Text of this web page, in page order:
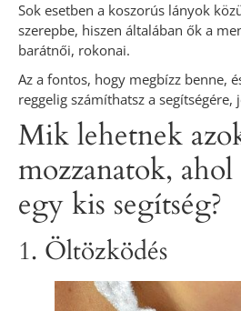
Sok esetben a koszorús lányok
szerepbe, hiszen általában ők a
barátnői, rokonai.
Az a fontos, hogy megbízz benne,
reggelig számíthatsz a segítségére,
Mik lehetnek
mozzanatok,
egy kis segítség?
1. Öltözködés